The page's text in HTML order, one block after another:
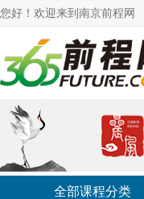
您好！欢迎来到南京前程网
全部课程分类